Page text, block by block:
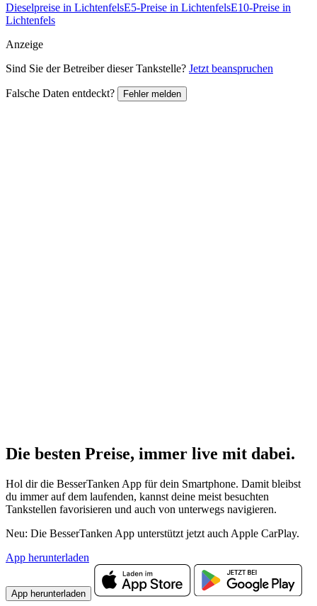
Dieselpreise in LichtenfelsE5-Preise in LichtenfelsE10-Preise in
Lichtenfels
Anzeige
Sind Sie der Betreiber dieser Tankstelle? Jetzt beanspruchen
Falsche Daten entdeckt? Fehler melden
Die besten Preise, immer live mit dabei.
Hol dir die BesserTanken App für dein Smartphone. Damit bleibst
du immer auf dem laufenden, kannst deine meist besuchten
Tankstellen favorisieren und auch von unterwegs navigieren.
Neu: Die BesserTanken App unterstützt jetzt auch Apple CarPlay.
App herunterladen
App herunterladen